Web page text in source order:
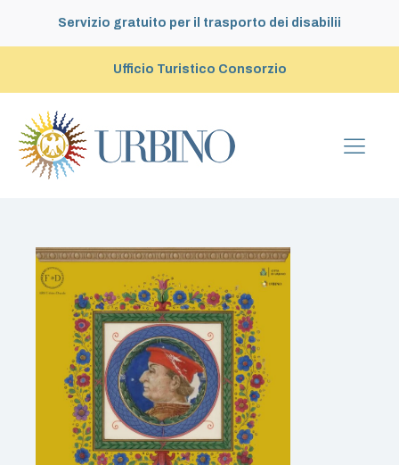
Servizio gratuito per il trasporto dei disabilii
Ufficio Turistico Consorzio